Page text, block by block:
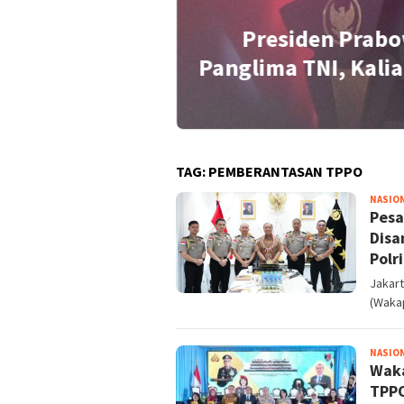
Presiden
Panglima TNI,
TAG: PEMBERANTASAN TPPO
Polri